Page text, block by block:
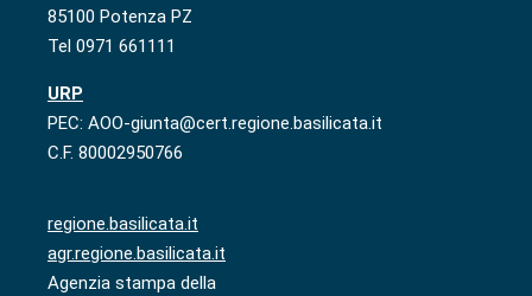
85100 Potenza PZ
Tel 0971 661111
URP
PEC: AOO-giunta@cert.regione.basilicata.it
C.F. 80002950766
regione.basilicata.it
agr.regione.basilicata.it
Agenzia stampa della